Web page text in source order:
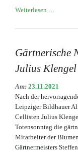
Weiterlesen …
um
Dr.
Edelgard
Gärtnerische
Julius
Am: 23.11.2021
Nach der
Leipziger Bildhauer
Cellisten Julius
Totensonntag die
Mitarbeiter der
Gärtnermeisters